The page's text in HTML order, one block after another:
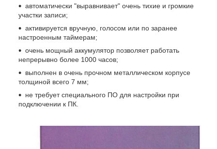
автоматически "выравнивает" очень тихие и громкие
участки записи;
активируется вручную, голосом или по заранее
настроенным таймерам;
очень мощный аккумулятор позволяет работать
непрерывно более 1000 часов;
выполнен в очень прочном металлическом корпусе
толщиной всего 7 мм;
не требует специального ПО для настройки при
подключении к ПК.